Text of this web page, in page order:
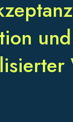
und